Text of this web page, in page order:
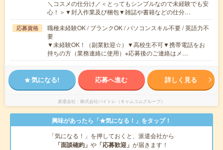
＼コスメの仕分け／＜とってもシンプルなので未経験でも安
心！＞▼封入作業及び梱包▼雑誌や書籍などの仕分…
応募資格
職種未経験OK / ブランクOK / パソコンスキル不要 / 英語力不
要
▼未経験OK！（副業歓迎☆）▼高校生不可▼携帯電話をお
持ちの方（業務連絡に使用）※応募後のご連絡はメ…
気になる! 応募へ進む 詳しく見る
派遣会社 株式会社バイトレ（キャムコムグループ）
興味があったら「★気になる！」をタップ！
「気になる！」を押しておくと、派遣会社から
「面談確約」 や 「応募歓迎」 が届きます！